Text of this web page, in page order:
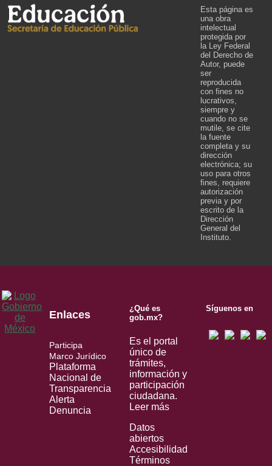
Esta página es
una obra
intelectual
protegida por
la Ley Federal
del Derecho de
Autor, puede
ser
reproducida
con fines no
lucrativos,
siempre y
cuando no se
mutile, se cite
la fuente
completa y su
dirección
electrónica; su
uso para otros
fines, requiere
autorización
previa y por
escrito de la
Dirección
General del
Instituto.
Enlaces
Participa
Marco Jurídico
Plataforma
Nacional de
Transparencia
Alerta
Denuncia
¿Qué es
gob.mx?
Es el portal
único de
trámites,
información y
participación
ciudadana.
Leer más
Datos
abiertos
Accesibilidad
Términos
Síguenos en